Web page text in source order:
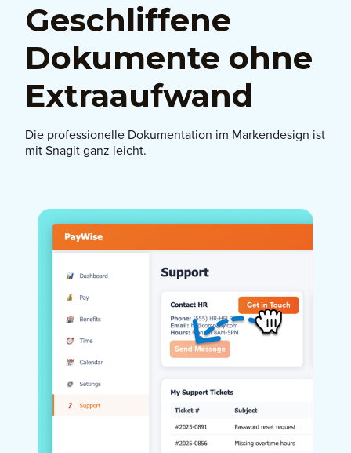
Geschliffene
Dokumente ohne
Extraaufwand
Die professionelle Dokumentation im Markendesign ist
mit Snagit ganz leicht.